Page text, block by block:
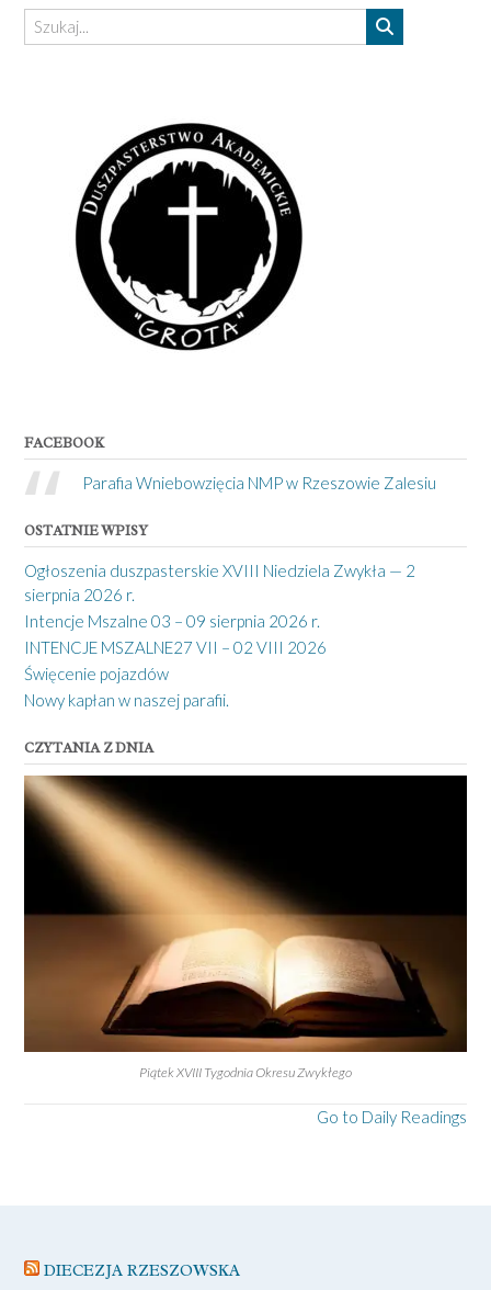
FACEBOOK
Parafia Wniebowzięcia NMP w Rzeszowie Zalesiu
OSTATNIE WPISY
Ogłoszenia duszpasterskie XVIII Niedziela Zwykła — 2
sierpnia 2026 r.
Intencje Mszalne 03 – 09 sierpnia 2026 r.
INTENCJE MSZALNE27 VII – 02 VIII 2026
Święcenie pojazdów
Nowy kapłan w naszej parafii.
CZYTANIA Z DNIA
Piątek XVIII Tygodnia Okresu Zwykłego
Go to Daily Readings
DIECEZJA RZESZOWSKA